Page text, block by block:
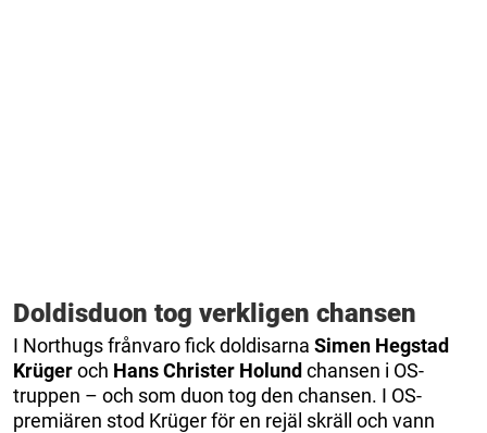
Doldisduon tog verkligen chansen
I Northugs frånvaro fick doldisarna Simen Hegstad
Krügeroch Hans Christer Holund chansen i OS-
truppen – och som duon tog den chansen. I OS-
premiären stod Krüger för en rejäl skräll och vann